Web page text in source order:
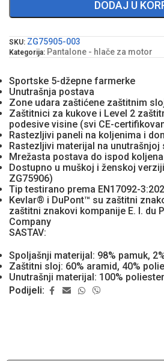
DODAJ U
SKU: ZG75905-003
Kategorija: Pantalone - hlače za motor
Sportske 5-džepne farmerke
Unutrašnja postava
Zone udara zaštićene zaštitnim
Zaštitnici za kukove i Level 2
podesive visine (svi CE-
Rastezljivi paneli na koljenima i
Rastezljivi materijal na unutrašnjoj
Mrežasta postava do ispod koljena
Dostupno u muškoj i ženskoj
ZG75906)
Tip testirano prema EN17092-
Kevlar® i DuPont™ su zaštitni
zaštitni znakovi kompanije E. I. du
Company
SASTAV:
Spoljašnji materijal: 98% pamuk,
Zaštitni sloj: 60% aramid, 40%
Unutrašnji materijal: 100% poliester
Podijeli: